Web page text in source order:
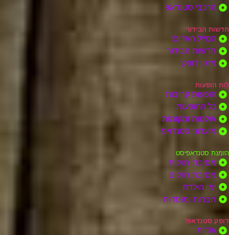
הרכבי סטנדאפ
חדשות הבידור
המייל האדום!
חדשות הבידור
מזגין דופק
לוח הופעות
הופעות קרובות
כל ההופעות
אולמות ומקומות
מועדוני סטנדאפ
הזמנת סטנדאפיסט
מסיבת רווקות
מסיבת רווקים
ימי הולדת
חברות ומוסדות
דופק סטנדאפ!
אודות